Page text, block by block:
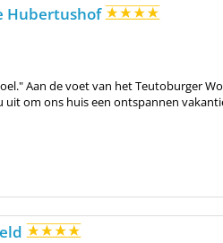
Hubertushof
Aan de voet van het Teutoburger
uit om ons huis een ontspannen